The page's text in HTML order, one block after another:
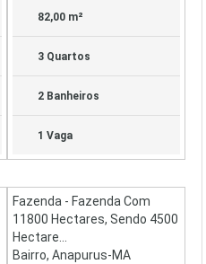
82,00 m²
3 Quartos
2 Banheiros
1 Vaga
Fazenda - Fazenda Com
11800 Hectares, Sendo 4500
Hectare...
Bairro, Anapurus-MA